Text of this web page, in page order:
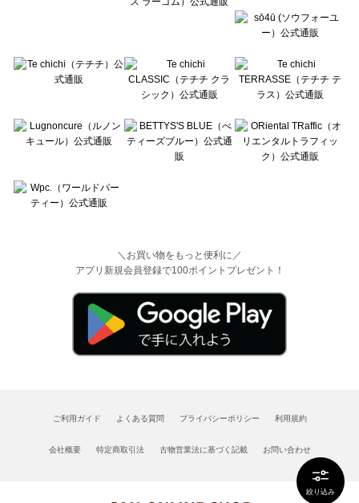
絞り込み
＼お買い物をもっと便利に／
アプリ新規会員登録で100ポイントプレゼント！
ご利用ガイド よくある質問 プライバシーポリシー 利用規約
会社概要 特定商取引法 古物営業法に基づく記載 お問い合わせ